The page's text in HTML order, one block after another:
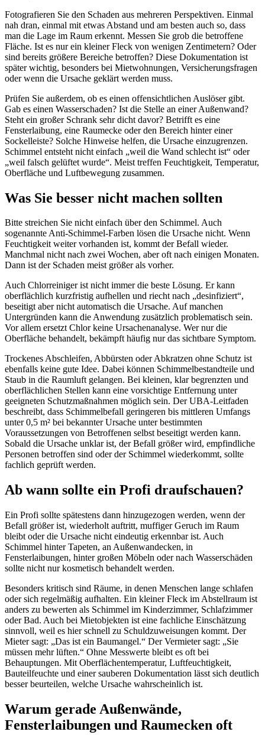
Fotografieren Sie den Schaden aus mehreren Perspektiven. Einmal
nah dran, einmal mit etwas Abstand und am besten auch so, dass
man die Lage im Raum erkennt. Messen Sie grob die betroffene
Fläche. Ist es nur ein kleiner Fleck von wenigen Zentimetern? Oder
sind bereits größere Bereiche betroffen? Diese Dokumentation ist
später wichtig, besonders bei Mietwohnungen, Versicherungsfragen
oder wenn die Ursache geklärt werden muss.
Prüfen Sie außerdem, ob es einen offensichtlichen Auslöser gibt.
Gab es einen Wasserschaden? Ist die Stelle an einer Außenwand?
Steht ein großer Schrank sehr dicht davor? Betrifft es eine
Fensterlaibung, eine Raumecke oder den Bereich hinter einer
Sockelleiste? Solche Hinweise helfen, die Ursache einzugrenzen.
Schimmel entsteht nicht einfach „weil die Wand schlecht ist“ oder
„weil falsch gelüftet wurde“. Meist treffen Feuchtigkeit, Temperatur,
Oberfläche und Luftbewegung zusammen.
Was Sie besser nicht machen sollten
Bitte streichen Sie nicht einfach über den Schimmel. Auch
sogenannte Anti-Schimmel-Farben lösen die Ursache nicht. Wenn
Feuchtigkeit weiter vorhanden ist, kommt der Befall wieder.
Manchmal nicht nach zwei Wochen, aber oft nach einigen Monaten.
Dann ist der Schaden meist größer als vorher.
Auch Chlorreiniger ist nicht immer die beste Lösung. Er kann
oberflächlich kurzfristig aufhellen und riecht nach „desinfiziert“,
beseitigt aber nicht automatisch die Ursache. Auf manchen
Untergründen kann die Anwendung zusätzlich problematisch sein.
Vor allem ersetzt Chlor keine Ursachenanalyse. Wer nur die
Oberfläche behandelt, bekämpft häufig nur das sichtbare Symptom.
Trockenes Abschleifen, Abbürsten oder Abkratzen ohne Schutz ist
ebenfalls keine gute Idee. Dabei können Schimmelbestandteile und
Staub in die Raumluft gelangen. Bei kleinen, klar begrenzten und
oberflächlichen Stellen kann eine vorsichtige Entfernung unter
geeigneten Schutzmaßnahmen möglich sein. Der UBA-Leitfaden
beschreibt, dass Schimmelbefall geringeren bis mittleren Umfangs
unter 0,5 m² bei bekannter Ursache unter bestimmten
Voraussetzungen von Betroffenen selbst beseitigt werden kann.
Sobald die Ursache unklar ist, der Befall größer wird, empfindliche
Personen betroffen sind oder der Schimmel wiederkommt, sollte
fachlich geprüft werden.
Ab wann sollte ein Profi draufschauen?
Ein Profi sollte spätestens dann hinzugezogen werden, wenn der
Befall größer ist, wiederholt auftritt, muffiger Geruch im Raum
bleibt oder die Ursache nicht eindeutig erkennbar ist. Auch
Schimmel hinter Tapeten, an Außenwandecken, in
Fensterlaibungen, hinter großen Möbeln oder nach Wasserschäden
sollte nicht nur kosmetisch behandelt werden.
Besonders kritisch sind Räume, in denen Menschen lange schlafen
oder sich regelmäßig aufhalten. Ein kleiner Fleck im Abstellraum ist
anders zu bewerten als Schimmel im Kinderzimmer, Schlafzimmer
oder Bad. Auch bei Mietobjekten ist eine fachliche Einschätzung
sinnvoll, weil es hier schnell zu Schuldzuweisungen kommt. Der
Mieter sagt: „Das ist ein Baumangel.“ Der Vermieter sagt: „Sie
müssen mehr lüften.“ Ohne Messwerte bleibt es oft bei
Behauptungen. Mit Oberflächentemperatur, Luftfeuchtigkeit,
Bauteilfeuchte und einer sauberen Dokumentation lässt sich deutlich
besser beurteilen, welche Ursache wahrscheinlich ist.
Warum gerade Außenwände,
Fensterlaibungen und Raumecken oft